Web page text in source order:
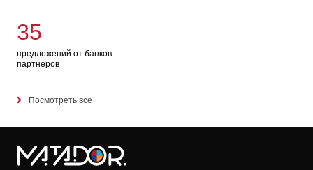
35
предложений от банков-
партнеров
Посмотреть все